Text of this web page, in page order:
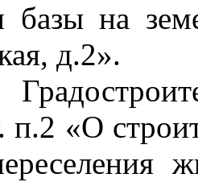
базы на
д.2».
п.2 «О